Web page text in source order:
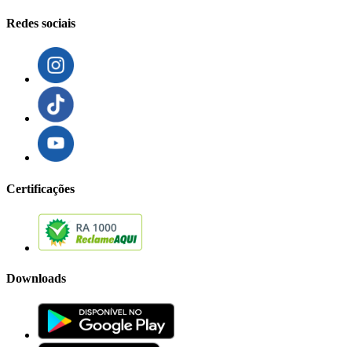
Redes sociais
Certificações
Downloads